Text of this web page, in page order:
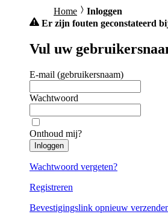
Home
Inloggen
Er zijn fouten geconstateerd
Vul uw
E-mail (gebruikersnaam)
Wachtwoord
Onthoud mij?
Inloggen
Wachtwoord vergeten?
Registreren
Bevestigingslink opnieuw